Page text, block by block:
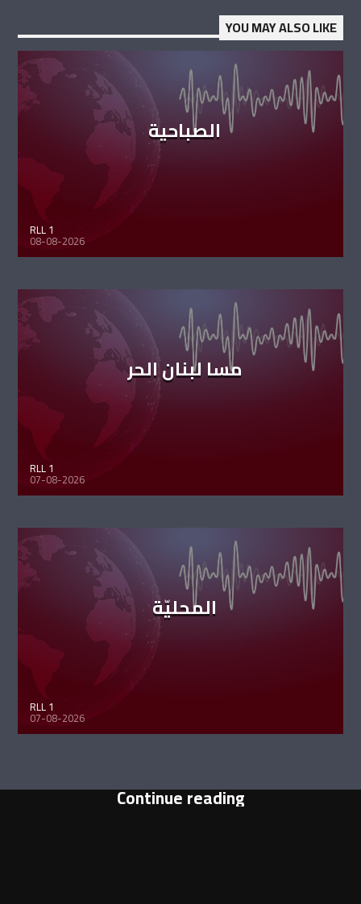
YOU MAY ALSO LIKE
الصباحية
RLL 1
08-08-2026
مسا لبنان الحر
RLL 1
07-08-2026
المحليّة
RLL 1
07-08-2026
Continue reading